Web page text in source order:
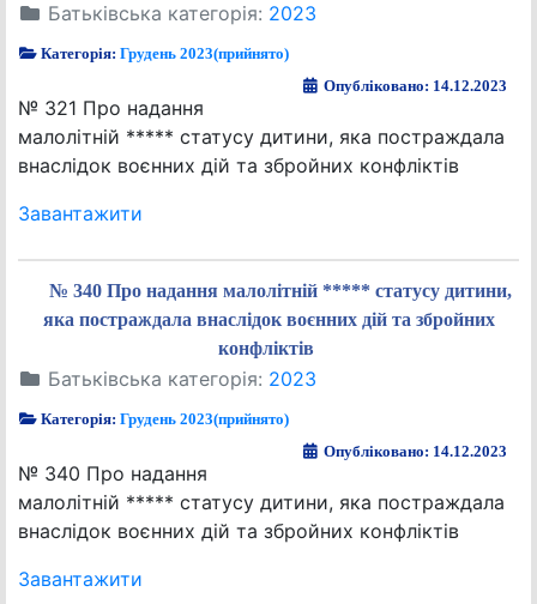
Батьківська категорія: 2023
Категорія:Грудень 2023(прийнято)
Опубліковано: 14.12.2023
№ 321 Про надання
малолітній ***** статусу дитини, яка постраждала
внаслідок воєнних дій та збройних конфліктів
Завантажити
№ 340 Про надання малолітній ***** статусу дитини,
яка постраждала внаслідок воєнних дій та збройних
конфліктів
Батьківська категорія: 2023
Категорія:Грудень 2023(прийнято)
Опубліковано: 14.12.2023
№ 340 Про надання
малолітній ***** статусу дитини, яка постраждала
внаслідок воєнних дій та збройних конфліктів
Завантажити